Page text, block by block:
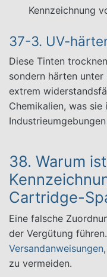
Kennzeichnung
37-3. UV-
Diese Tinten
sondern härten
extrem
Chemikalien, was
38. Warum
Cartridge-
Eine falsche
der Vergütung
Versandanweisungen
zu vermeiden.